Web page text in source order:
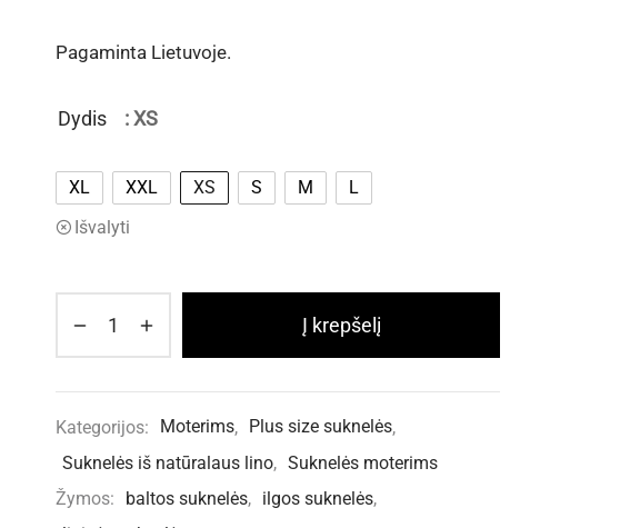
Pagaminta Lietuvoje.
Dydis : XS
XL XXL XS S M
L
Išvalyti
Į krepšelį
Kategorijos: Moterims, Plus size suknelės,
Suknelės iš natūralaus lino, Suknelės moterims
Žymos:
baltos suknelės, ilgos suknelės,